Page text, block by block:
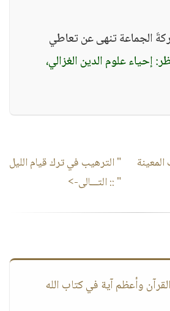
الجماعة تنهى عن تعاطي
إحياء علوم الدين الغزالي،
" الترهيب في ترك قيام الليل
" :: التـــالى->
وأعظم آية في كتاب الله